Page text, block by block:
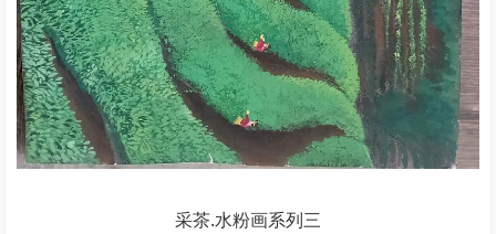
采茶.水粉画系列三